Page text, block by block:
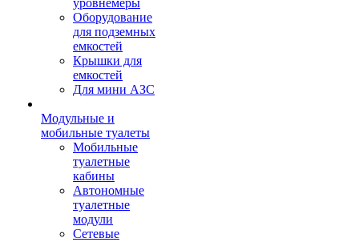
уровнемеры
Оборудование
для подземных
емкостей
Крышки для
емкостей
Для мини АЗС
Модульные и
мобильные туалеты
Мобильные
туалетные
кабины
Автономные
туалетные
модули
Сетевые